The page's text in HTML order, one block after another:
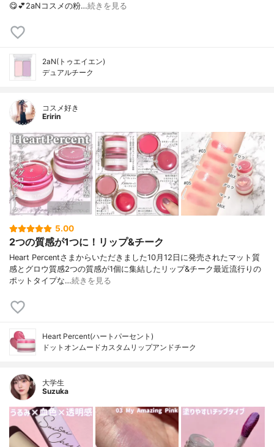
😋💕⁡2aNコスメの粉…続きを見る
2aN(トゥエイエン)
デュアルチーク
コスメ好き
Eririn
5.00
2つの質感が1つに！リップ&チーク
Heart Percentさまからいただきました10月12日に発売されたマット質
感とグロウ質感2つの質感が1個に集結したリップ&チーク最近流行りの
ポットタイプな…続きを見る
Heart Percent(ハートパーセント)
ドットオンムードカスタムリップアンドチーク
大学生
Suzuka